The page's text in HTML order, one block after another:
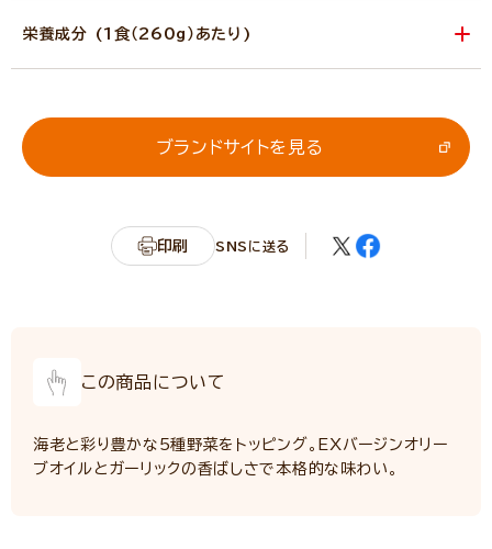
栄養成分 (1食（260g）あたり)
10.4g
炭水化物 51.5g
4.4g
サンプル品分析による推定値
ブランドサイトを見る
印刷 SNSに送る
この商品について
海老と彩り豊かな5種野菜をトッピング。EXバージンオリー
ブオイルとガーリックの香ばしさで本格的な味わい。